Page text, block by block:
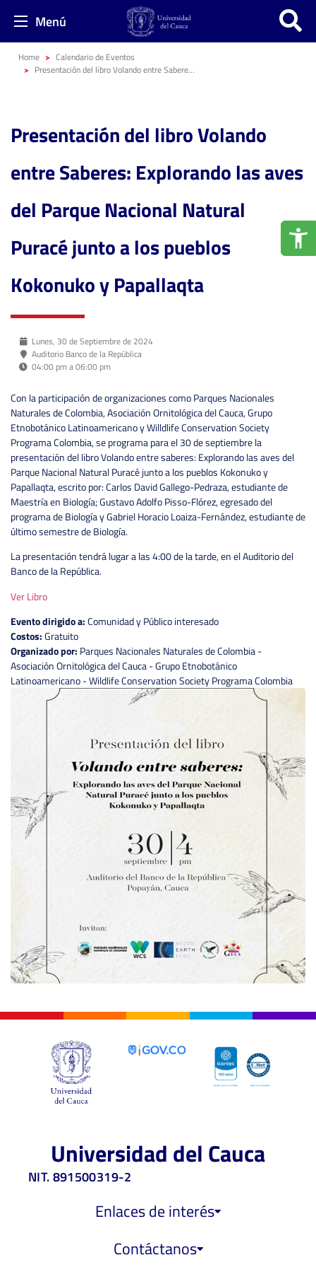
Menú
Home
Calendario de Eventos
Presentación del libro Volando entre Saberes: Explorando las aves del Parque Nacional Natural Puracé junto a los pueblos Kokonuko y Papallaqta
Presentación del libro Volando
entre Saberes: Explorando las aves
del Parque Nacional Natural
Puracé junto a los pueblos
Kokonuko y Papallaqta
Lunes, 30 de Septiembre de 2024
Auditorio Banco de la República
04:00 pm a 06:00 pm
Con la participación de organizaciones como Parques Nacionales
Naturales de Colombia, Asociación Ornitológica del Cauca, Grupo
Etnobotánico Latinoamericano y Willdlife Conservation Society
Programa Colombia, se programa para el 30 de septiembre la
presentación del libro Volando entre saberes: Explorando las aves del
Parque Nacional Natural Puracé junto a los pueblos Kokonuko y
Papallaqta, escrito por: Carlos David Gallego-Pedraza, estudiante de
Maestría en Biología; Gustavo Adolfo Pisso-Flórez, egresado del
programa de Biología y Gabriel Horacio Loaiza-Fernández, estudiante de
último semestre de Biología.
La presentación tendrá lugar a las 4:00 de la tarde, en el Auditorio del
Banco de la República.
Ver Libro
Evento dirigido a:Comunidad y Público interesado
Costos:Gratuito
Organizado por: Parques Nacionales Naturales de Colombia -
Asociación Ornitológica del Cauca - Grupo Etnobotánico
Latinoamericano - Wildlife Conservation Society Programa Colombia
Universidad del Cauca
NIT. 891500319-2
Enlaces de interés
Contáctanos